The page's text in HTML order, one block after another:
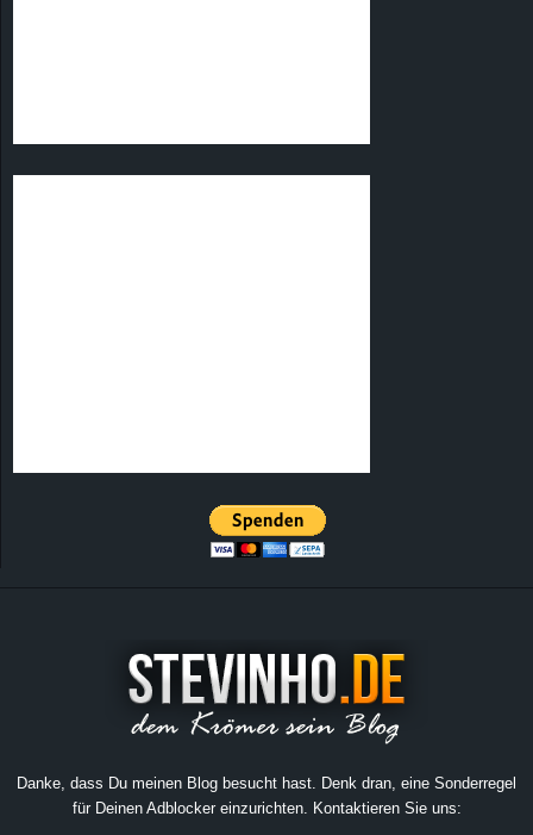
Danke, dass Du meinen Blog besucht hast. Denk dran, eine Sonderregel
für Deinen Adblocker einzurichten. Kontaktieren Sie uns: